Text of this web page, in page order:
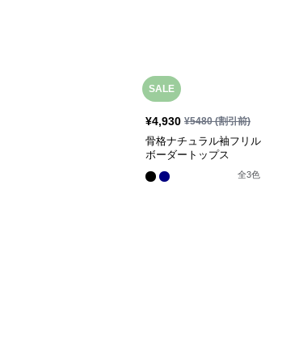
SALE
¥4,930 ¥5480(割引前)
骨格ナチュラル袖フリル
ボーダートップス
全3色